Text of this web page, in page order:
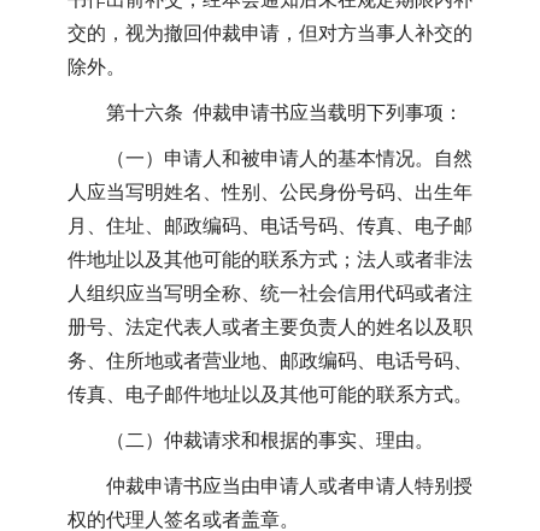
交的，视为撤回仲裁申请，但对方当事人补交的
除外。
第十六条 仲裁申请书应当载明下列事项：
（一）申请人和被申请人的基本情况。自然
人应当写明姓名、性别、公民身份号码、出生年
月、住址、邮政编码、电话号码、传真、电子邮
件地址以及其他可能的联系方式；法人或者非法
人组织应当写明全称、统一社会信用代码或者注
册号、法定代表人或者主要负责人的姓名以及职
务、住所地或者营业地、邮政编码、电话号码、
传真、电子邮件地址以及其他可能的联系方式。
（二）仲裁请求和根据的事实、理由。
仲裁申请书应当由申请人或者申请人特别授
权的代理人签名或者盖章。